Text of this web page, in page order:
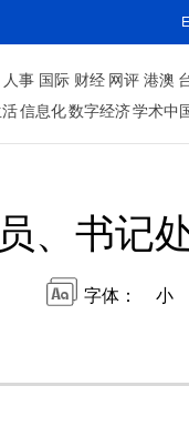
人事 国际 财经 网评 港澳
活信息化数字经济学术中
、书记
字体： 小